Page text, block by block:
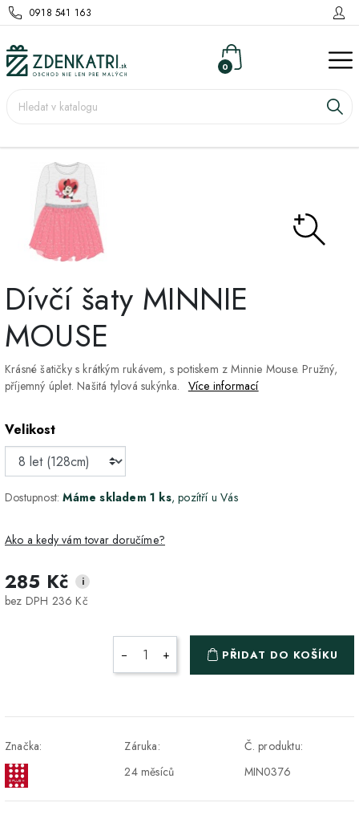
0918 541 163
0
Dívčí šaty MINNIE
MOUSE
Krásné šatičky s krátkým rukávem, s potiskem z Minnie Mouse. Pružný,
příjemný úplet. Našitá tylová sukýnka. Více informací
Velikost
Dostupnost:Máme skladem 1 ks, pozítří u Vás
Ako a kedy vám tovar doručíme?
DPD Home - doručenie
na adresu
DPD - Odberné miesto
1-2 pracovné dni ZDARMA
285 Kč i
bez DPH 236 Kč
− + PŘIDAT DO KOŠÍKU
Značka:
Záruka:
24 měsíců
Č. produktu:
MIN0376